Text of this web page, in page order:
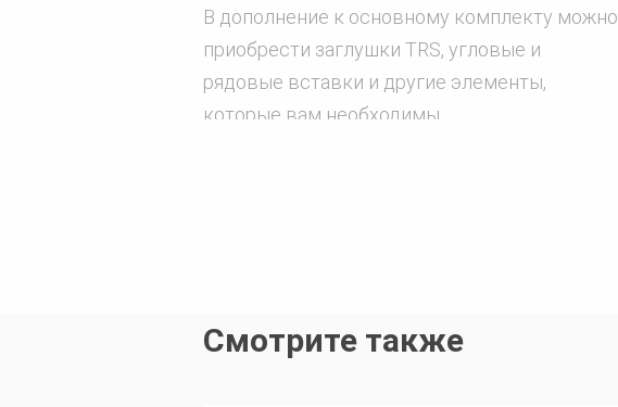
В дополнение к основному комплекту можно
приобрести заглушки TRS, угловые и
рядовые вставки и другие элементы,
которые вам необходимы.
Смотрите также